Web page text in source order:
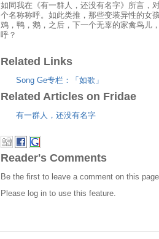
如同我在《有一群人，还没有名字》所言，
个名称称呼。如此类推，那些变装异性的女
鸡，鸭，鹅，之后，下一个无辜的家禽鸟儿
呼？
Related Links
Song Ge专栏：「如歌」
Related Articles on Fridae
有一群人，还没有名字
Reader's Comments
Be the first to leave a comment on this
Please log in to use this feature.